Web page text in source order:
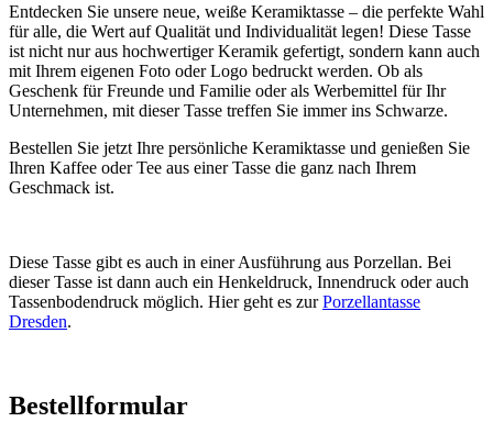
Entdecken Sie unsere neue, weiße Keramiktasse – die perfekte Wahl
für alle, die Wert auf Qualität und Individualität legen! Diese Tasse
ist nicht nur aus hochwertiger Keramik gefertigt, sondern kann auch
mit Ihrem eigenen Foto oder Logo bedruckt werden. Ob als
Geschenk für Freunde und Familie oder als Werbemittel für Ihr
Unternehmen, mit dieser Tasse treffen Sie immer ins Schwarze.
Bestellen Sie jetzt Ihre persönliche Keramiktasse und genießen Sie
Ihren Kaffee oder Tee aus einer Tasse die ganz nach Ihrem
Geschmack ist.
Diese Tasse gibt es auch in einer Ausführung aus Porzellan. Bei
dieser Tasse ist dann auch ein Henkeldruck, Innendruck oder auch
Tassenbodendruck möglich. Hier geht es zurPorzellantasse
Dresden.
Bestellformular